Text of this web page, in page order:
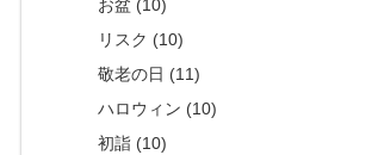
お盆 (10)
リスク (10)
敬老の日 (11)
ハロウィン (10)
初詣 (10)